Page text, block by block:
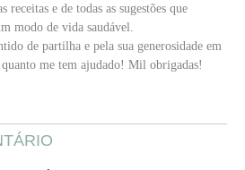
receitas e de todas as sugestões que
modo de vida saudável.
de partilha e pela sua generosidade em
me tem ajudado! Mil obrigadas!